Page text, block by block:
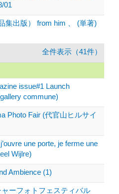
01
集出版） from him 、 (単著)
全件表示（41件）
issue#1 Launch
commune)
Photo Fair (代官山ヒルサイ
une porte, je ferme une
Wijlre)
Ambience (1)
ャーフォトフェスティバル